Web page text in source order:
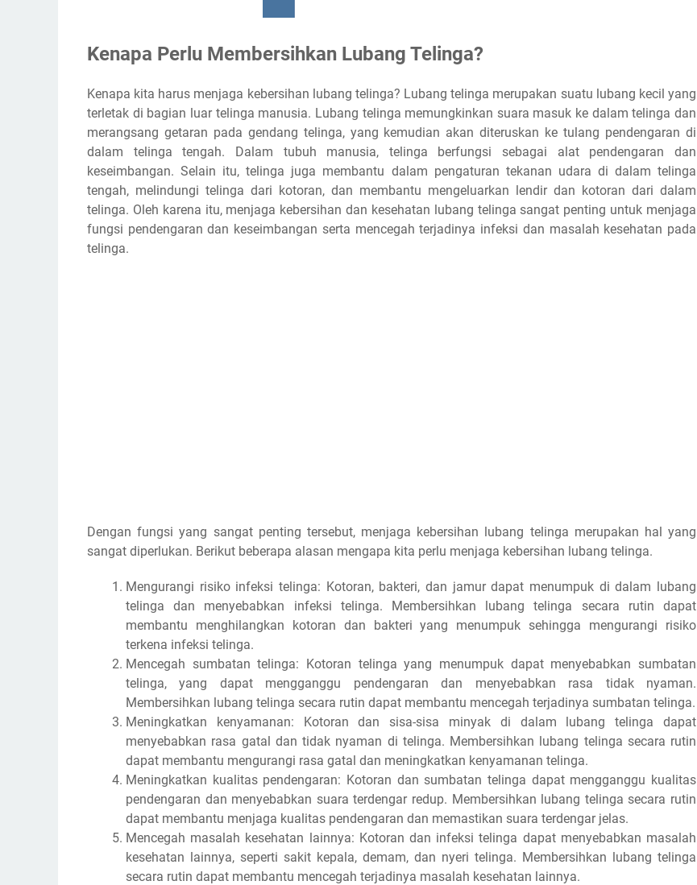
Kenapa Perlu Membersihkan Lubang Telinga?
Kenapa kita harus menjaga kebersihan lubang telinga? Lubang telinga merupakan suatu lubang kecil yang
terletak di bagian luar telinga manusia. Lubang telinga memungkinkan suara masuk ke dalam telinga dan
merangsang getaran pada gendang telinga, yang kemudian akan diteruskan ke tulang pendengaran di
dalam telinga tengah. Dalam tubuh manusia, telinga berfungsi sebagai alat pendengaran dan
keseimbangan. Selain itu, telinga juga membantu dalam pengaturan tekanan udara di dalam telinga
tengah, melindungi telinga dari kotoran, dan membantu mengeluarkan lendir dan kotoran dari dalam
telinga. Oleh karena itu, menjaga kebersihan dan kesehatan lubang telinga sangat penting untuk menjaga
fungsi pendengaran dan keseimbangan serta mencegah terjadinya infeksi dan masalah kesehatan pada
telinga.
Dengan fungsi yang sangat penting tersebut, menjaga kebersihan lubang telinga merupakan hal yang
sangat diperlukan. Berikut beberapa alasan mengapa kita perlu menjaga kebersihan lubang telinga.
Mengurangi risiko infeksi telinga: Kotoran, bakteri, dan jamur dapat menumpuk di dalam lubang
telinga dan menyebabkan infeksi telinga. Membersihkan lubang telinga secara rutin dapat
membantu menghilangkan kotoran dan bakteri yang menumpuk sehingga mengurangi risiko
terkena infeksi telinga.
Mencegah sumbatan telinga: Kotoran telinga yang menumpuk dapat menyebabkan sumbatan
telinga, yang dapat mengganggu pendengaran dan menyebabkan rasa tidak nyaman.
Membersihkan lubang telinga secara rutin dapat membantu mencegah terjadinya sumbatan telinga.
Meningkatkan kenyamanan: Kotoran dan sisa-sisa minyak di dalam lubang telinga dapat
menyebabkan rasa gatal dan tidak nyaman di telinga. Membersihkan lubang telinga secara rutin
dapat membantu mengurangi rasa gatal dan meningkatkan kenyamanan telinga.
Meningkatkan kualitas pendengaran: Kotoran dan sumbatan telinga dapat mengganggu kualitas
pendengaran dan menyebabkan suara terdengar redup. Membersihkan lubang telinga secara rutin
dapat membantu menjaga kualitas pendengaran dan memastikan suara terdengar jelas.
Mencegah masalah kesehatan lainnya: Kotoran dan infeksi telinga dapat menyebabkan masalah
kesehatan lainnya, seperti sakit kepala, demam, dan nyeri telinga. Membersihkan lubang telinga
secara rutin dapat membantu mencegah terjadinya masalah kesehatan lainnya.